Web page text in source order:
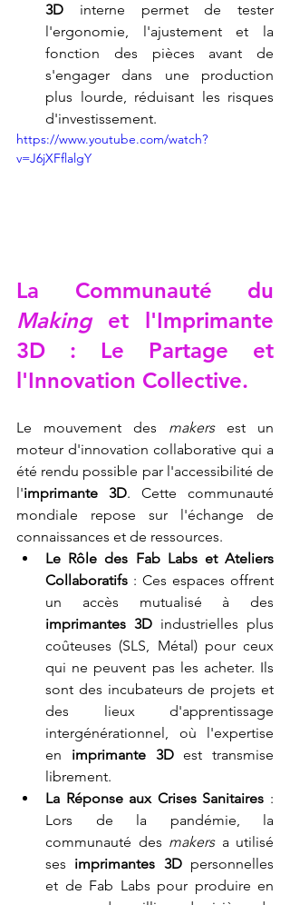
3D interne permet de tester
l'ergonomie, l'ajustement et la
fonction des pièces avant de
s'engager dans une production
plus lourde, réduisant les risques
d'investissement.
https://www.youtube.com/watch?
v=J6jXFflalgY
Making et l'Imprimante
3D : Le Partage et
l'Innovation Collective.
Le mouvement des makers est un
moteur d'innovation collaborative qui a
été rendu possible par l'accessibilité de
l'imprimante 3D. Cette communauté
mondiale repose sur l'échange de
connaissances et de ressources.
Le Rôle des Fab Labs et Ateliers
Collaboratifs : Ces espaces offrent
imprimantes 3D industrielles plus
coûteuses (SLS, Métal) pour ceux
qui ne peuvent pas les acheter. Ils
sont des incubateurs de projets et
des lieux d'apprentissage
intergénérationnel, où l'expertise
en imprimante 3D est transmise
librement.
La Réponse aux Crises Sanitaires :
Lors de la pandémie, la
communauté des makers a utilisé
ses imprimantes 3D personnelles
et de Fab Labs pour produire en